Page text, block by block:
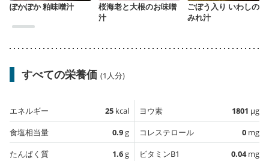
ぽかぽか 粕味噌汁
桜海老と大根のお味噌
汁
ごぼう入り いわしのつ
みれ汁
すべての栄養価 (1人分)
エネルギー 25 kcal
食塩相当量
0.9g
たんぱく質
1.6g
ヨウ素 1801 µg
コレステロール
0 mg
ビタミンB1
0.04mg